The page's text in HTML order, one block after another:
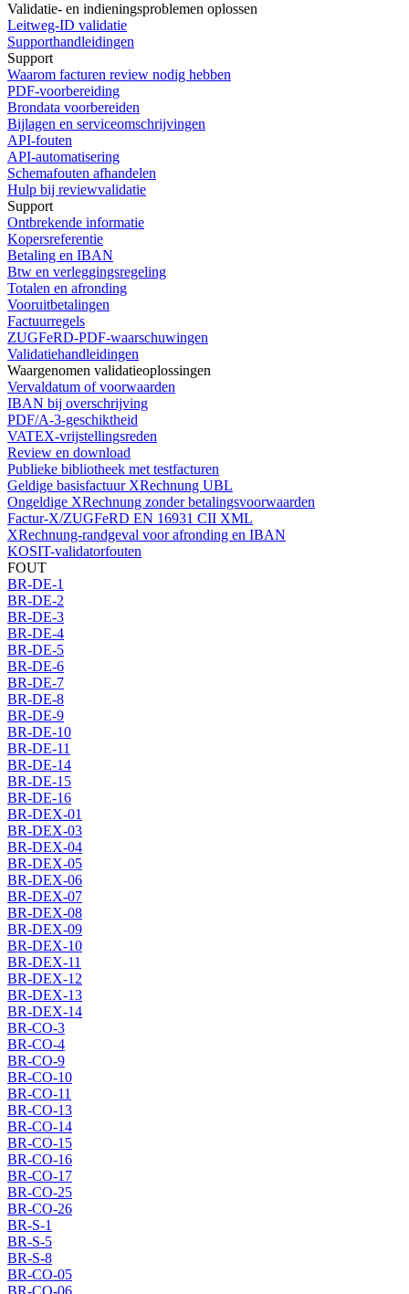
Validatie- en indieningsproblemen oplossen
Leitweg-ID validatie
Supporthandleidingen
Support
Waarom facturen review nodig hebben
PDF-voorbereiding
Brondata voorbereiden
Bijlagen en serviceomschrijvingen
API-fouten
API-automatisering
Schemafouten afhandelen
Hulp bij reviewvalidatie
Support
Ontbrekende informatie
Kopersreferentie
Betaling en IBAN
Btw en verleggingsregeling
Totalen en afronding
Vooruitbetalingen
Factuurregels
ZUGFeRD-PDF-waarschuwingen
Validatiehandleidingen
Waargenomen validatieoplossingen
Vervaldatum of voorwaarden
IBAN bij overschrijving
PDF/A-3-geschiktheid
VATEX-vrijstellingsreden
Review en download
Publieke bibliotheek met testfacturen
Geldige basisfactuur XRechnung UBL
Ongeldige XRechnung zonder betalingsvoorwaarden
Factur-X/ZUGFeRD EN 16931 CII XML
XRechnung-randgeval voor afronding en IBAN
KOSIT-validatorfouten
FOUT
BR-DE-1
BR-DE-2
BR-DE-3
BR-DE-4
BR-DE-5
BR-DE-6
BR-DE-7
BR-DE-8
BR-DE-9
BR-DE-10
BR-DE-11
BR-DE-14
BR-DE-15
BR-DE-16
BR-DEX-01
BR-DEX-03
BR-DEX-04
BR-DEX-05
BR-DEX-06
BR-DEX-07
BR-DEX-08
BR-DEX-09
BR-DEX-10
BR-DEX-11
BR-DEX-12
BR-DEX-13
BR-DEX-14
BR-CO-3
BR-CO-4
BR-CO-9
BR-CO-10
BR-CO-11
BR-CO-13
BR-CO-14
BR-CO-15
BR-CO-16
BR-CO-17
BR-CO-25
BR-CO-26
BR-S-1
BR-S-5
BR-S-8
BR-CO-05
BR-CO-06